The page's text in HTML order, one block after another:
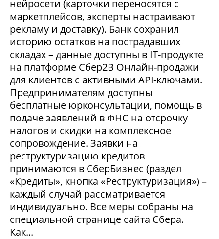
нейросети (карточки переносятся с
маркетплейсов, эксперты настраивают
рекламу и доставку). Банк сохранил
историю остатков на пострадавших
складах – данные доступны в IT-продукте
на платформе Сбер2В Онлайн-продажи
для клиентов с активными API-ключами.
Предпринимателям доступны
бесплатные юрконсультации, помощь в
подаче заявлений в ФНС на отсрочку
налогов и скидки на комплексное
сопровождение. Заявки на
реструктуризацию кредитов
принимаются в СберБизнес (раздел
«Кредиты», кнопка «Реструктуризация») –
каждый случай рассматривается
индивидуально. Все меры собраны на
специальной странице сайта Сбера.
Как...